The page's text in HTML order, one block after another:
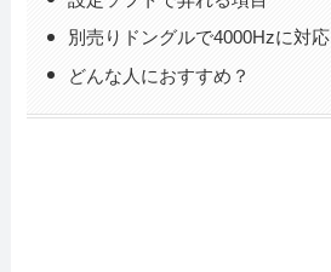
別売りドングルで4000Hzに対応
どんな人におすすめ？